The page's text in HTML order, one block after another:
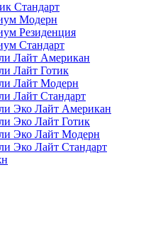
Стандарт
Модерн
Резиденция
Стандарт
Лайт Американ
Лайт Готик
Лайт Модерн
Лайт Стандарт
Эко Лайт Американ
Эко Лайт Готик
Эко Лайт Модерн
Эко Лайт Стандарт